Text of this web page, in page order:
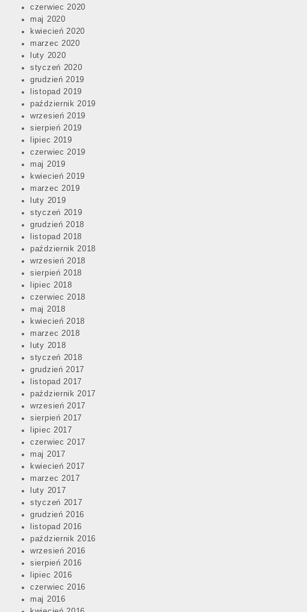
czerwiec 2020
maj 2020
kwiecień 2020
marzec 2020
luty 2020
styczeń 2020
grudzień 2019
listopad 2019
październik 2019
wrzesień 2019
sierpień 2019
lipiec 2019
czerwiec 2019
maj 2019
kwiecień 2019
marzec 2019
luty 2019
styczeń 2019
grudzień 2018
listopad 2018
październik 2018
wrzesień 2018
sierpień 2018
lipiec 2018
czerwiec 2018
maj 2018
kwiecień 2018
marzec 2018
luty 2018
styczeń 2018
grudzień 2017
listopad 2017
październik 2017
wrzesień 2017
sierpień 2017
lipiec 2017
czerwiec 2017
maj 2017
kwiecień 2017
marzec 2017
luty 2017
styczeń 2017
grudzień 2016
listopad 2016
październik 2016
wrzesień 2016
sierpień 2016
lipiec 2016
czerwiec 2016
maj 2016